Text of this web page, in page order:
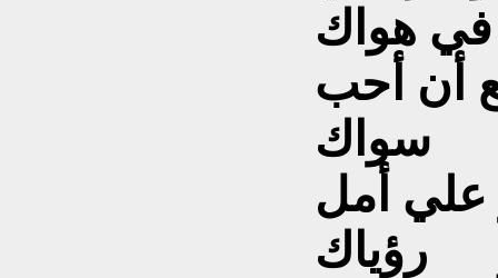
في هواك
أن أحب
سواك
علي أمل
رؤياك